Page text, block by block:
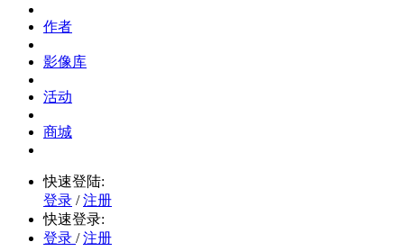
作者
影像库
活动
商城
快速登陆:
登录 / 注册
快速登录:
登录 / 注册